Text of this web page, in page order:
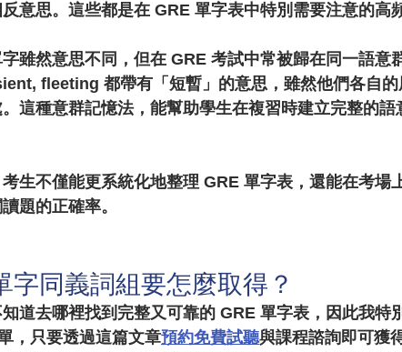
意思。這些都是在 GRE 單字表中特別需要注意的高
字雖然意思不同，但在 GRE 考試中常被歸在同一語意
fleeting 都帶有「短暫」的意思，雖然他們各自的
這種意群記憶法，能幫助學生在複習時建立完整的語
生不僅能更系統化地整理 GRE 單字表，還能在考場
題的正確率。
字同義詞組要怎麼取得？
道去哪裡找到完整又可靠的 GRE 單字表，因此我特
，只要透過這篇文章預約免費試聽與課程諮詢即可獲